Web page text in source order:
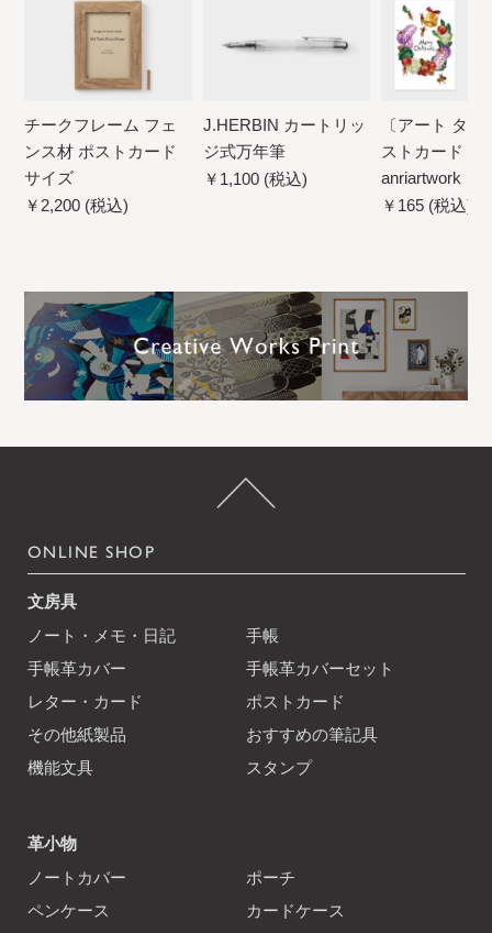
チークフレーム フェ
ンス材 ポストカード
サイズ
￥2,200 (税込)
J.HERBIN カートリッ
ジ式万年筆
￥1,100 (税込)
〔アート タッ
ストカード
anriartwork
ス柄 【20点ま
￥165 (税込)
ONLINE SHOP
文房具
ノート・メモ・日記
手帳
手帳革カバー
手帳革カバーセット
レター・カード
ポストカード
その他紙製品
おすすめの筆記具
機能文具
スタンプ
革小物
ノートカバー
ポーチ
ペンケース
カードケース